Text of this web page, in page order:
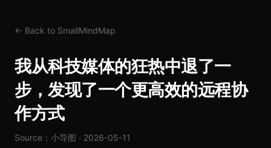
← Back to SmallMindMap
我从科技媒体的狂热中退了一
步，发现了一个更高效的远程协
作方式
Source：小导图 · 2026-05-11